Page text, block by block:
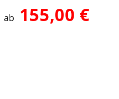
ab 155,00 €